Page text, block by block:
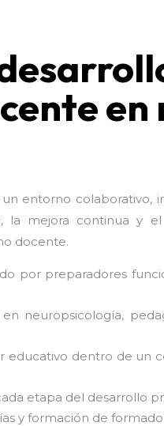
en
entorno colaborativo,
mejora continua y el
docente.
por preparadores
neuropsicología,
educativo dentro de un
etapa del desarrollo
y formación de